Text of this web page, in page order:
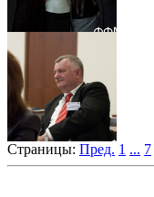
Страницы: Пред. 1 ... 7